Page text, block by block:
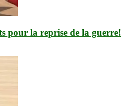
pour la reprise de la guerre!